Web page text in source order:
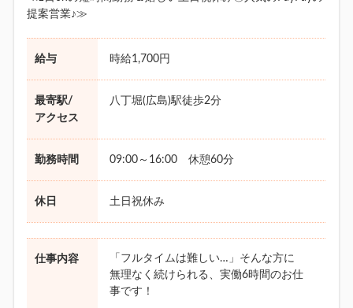
提案営業♪≫
給与 時給1,700円
最寄駅/
アクセス
八丁堀(広島)駅徒歩2分
勤務時間 09:00～16:00 休憩60分
休日 土日祝休み
仕事内容
「フルタイムは難しい…」そんな方に
無理なく続けられる、実働6時間のお仕
事です！